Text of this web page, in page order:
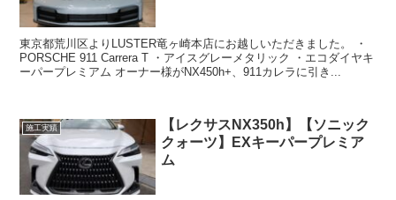
東京都荒川区よりLUSTER竜ヶ崎本店にお越しいただきました。 ・
PORSCHE 911 Carrera T ・アイスグレーメタリック ・エコダイヤキ
ーパープレミアム オーナー様がNX450h+、911カレラに引き...
施工実績
【レクサスNX350h】【ソニック
クォーツ】EXキーパープレミア
ム